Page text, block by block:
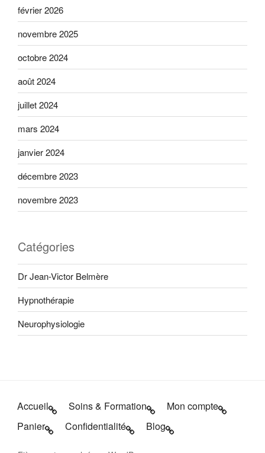
février 2026
novembre 2025
octobre 2024
août 2024
juillet 2024
mars 2024
janvier 2024
décembre 2023
novembre 2023
Catégories
Dr Jean-Victor Belmère
Hypnothérapie
Neurophysiologie
Accueil Soins & Formation
Mon compte
Panier
Confidentialité Blog